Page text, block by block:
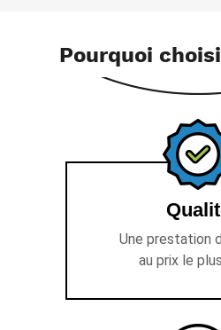
Pourquoi
Une prestation
au prix le